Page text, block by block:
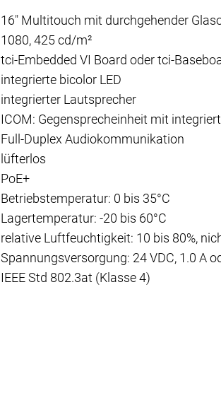
16" Multitouch mit durchgehender
1080, 425 cd/m²
tci-Embedded VI Board oder tci-
integrierte bicolor LED
integrierter Lautsprecher
ICOM: Gegensprecheinheit mit
Full-Duplex Audiokommunikation
lüfterlos
PoE+
Betriebstemperatur: 0 bis 35°C
Lagertemperatur: -20 bis 60°C
relative Luftfeuchtigkeit: 10 bis 80%,
​​​​​Spannungsversorgung: 24 VDC, 1.0 A
IEEE Std 802.3at (Klasse 4)